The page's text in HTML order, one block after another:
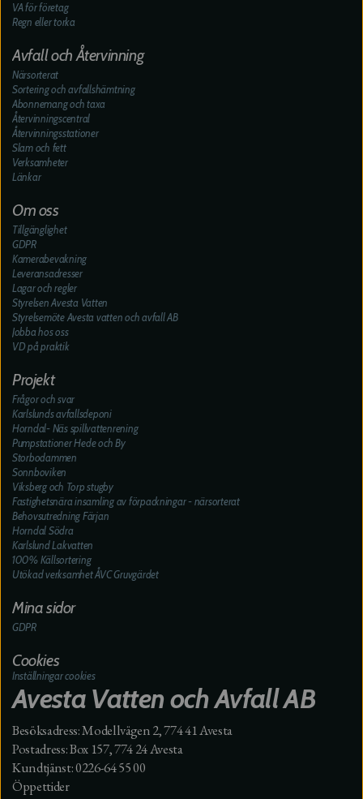
VA för företag
Regn eller torka
Avfall och Återvinning
Närsorterat
Sortering och avfallshämtning
Abonnemang och taxa
Återvinningscentral
Återvinningsstationer
Slam och fett
Verksamheter
Länkar
Om oss
Tillgänglighet
GDPR
Kamerabevakning
Leveransadresser
Lagar och regler
Styrelsen Avesta Vatten
Styrelsemöte Avesta vatten och avfall AB
Jobba hos oss
VD på praktik
Projekt
Frågor och svar
Karlslunds avfallsdeponi
Horndal- Näs spillvattenrening
Pumpstationer Hede och By
Storbodammen
Sonnboviken
Viksberg och Torp stugby
Fastighetsnära insamling av förpackningar - närsorterat
Behovsutredning Färjan
Horndal Södra
Karlslund Lakvatten
100% Källsortering
Utökad verksamhet ÅVC Gruvgärdet
Mina sidor
GDPR
Cookies
Inställningar cookies
Avesta Vatten och Avfall AB
Besöksadress: Modellvägen 2, 774 41 Avesta
Postadress: Box 157, 774 24 Avesta
Kundtjänst: 0226-64 55 00
Öppettider